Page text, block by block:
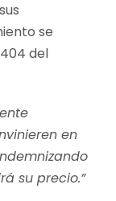
se
del
en
su precio.”